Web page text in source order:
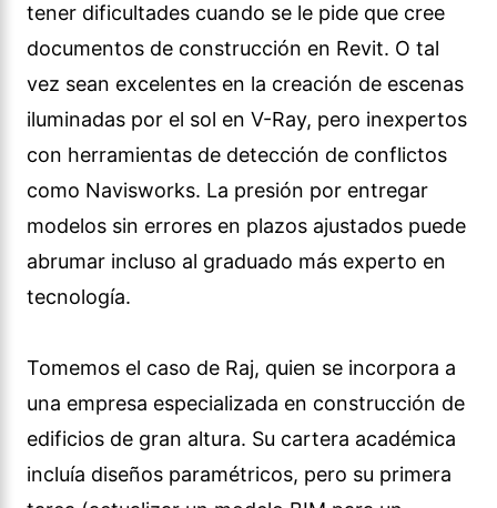
tener dificultades cuando se le pide que cree
documentos de construcción en Revit. O tal
vez sean excelentes en la creación de escenas
iluminadas por el sol en V-Ray, pero inexpertos
con herramientas de detección de conflictos
como Navisworks. La presión por entregar
modelos sin errores en plazos ajustados puede
abrumar incluso al graduado más experto en
tecnología.
Tomemos el caso de Raj, quien se incorpora a
una empresa especializada en construcción de
edificios de gran altura. Su cartera académica
incluía diseños paramétricos, pero su primera